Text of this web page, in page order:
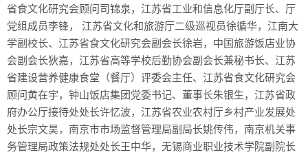
省食文化研究会顾问司锦泉，江苏省工业和信息化厅副厅长、厅
党组成员李锋， 江苏省文化和旅游厅二级巡视员徐循华，江南大
学副校长、江苏省食文化研究会副会长徐岩，中国旅游饭店业协
会副会长狄嘉，江苏省高等学校后勤协会副会长兼秘书长、江苏
省建设营养健康食堂（餐厅）评委会主任、江苏省食文化研究会
顾问黄在宇，钟山饭店集团党委书记、董事长朱银生，江苏省政
府办公厅接待处处长许忆波，江苏省农业农村厅乡村产业发展处
处长宗文昊，南京市市场监督管理局副局长姚传伟，南京机关事
务管理局政策法规处处长王中华，无锡商业职业技术学院副院长